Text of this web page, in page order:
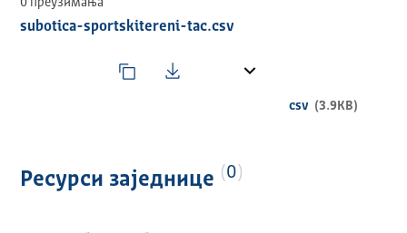
0 преузимања
subotica-sportskitereni-tac.csv
csv (3.9KB)
Ресурси заједнице 0